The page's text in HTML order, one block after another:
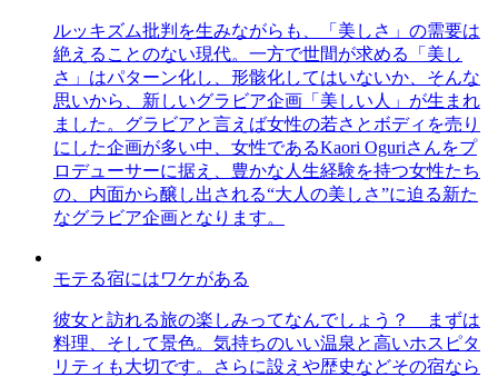
ルッキズム批判を生みながらも、「美しさ」の需要は
絶えることのない現代。一方で世間が求める「美し
さ」はパターン化し、形骸化してはいないか、そんな
思いから、新しいグラビア企画「美しい人」が生まれ
ました。グラビアと言えば女性の若さとボディを売り
にした企画が多い中、女性であるKaori Oguriさんをプ
ロデューサーに据え、豊かな人生経験を持つ女性たち
の、内面から醸し出される“大人の美しさ”に迫る新た
なグラビア企画となります。
モテる宿にはワケがある
彼女と訪れる旅の楽しみってなんでしょう？ まずは
料理、そして景色。気持ちのいい温泉と高いホスピタ
リティも大切です。さらに設えや歴史などその宿なら